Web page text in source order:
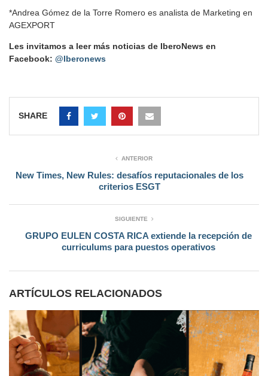
*Andrea Gómez de la Torre Romero es analista de Marketing en
AGEXPORT
Les invitamos a leer más noticias de IberoNews en
Facebook: @Iberonews
SHARE
ANTERIOR
New Times, New Rules: desafíos reputacionales de los
criterios ESGT
SIGUIENTE
GRUPO EULEN COSTA RICA extiende la recepción de
curriculums para puestos operativos
ARTÍCULOS RELACIONADOS